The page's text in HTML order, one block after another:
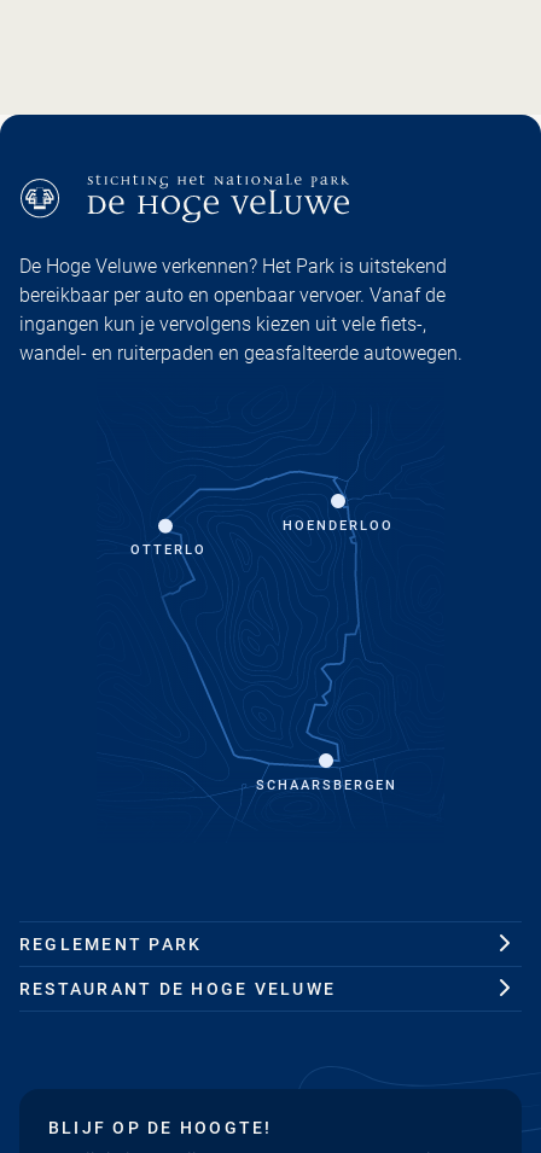
De Hoge Veluwe verkennen? Het Park is uitstekend
bereikbaar per auto en openbaar vervoer. Vanaf de
ingangen kun je vervolgens kiezen uit vele fiets-,
wandel- en ruiterpaden en geasfalteerde autowegen.
SCHAARSBERGEN
OTTERLO
HOENDERLOO
REGLEMENT PARK
RESTAURANT DE HOGE VELUWE
BLIJF OP DE HOOGTE!